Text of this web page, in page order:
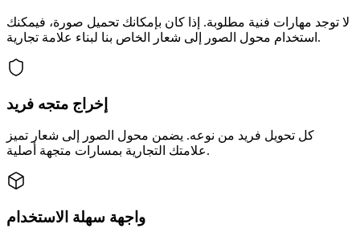
لا توجد مهارات فنية مطلوبة. إذا كان بإمكانك تحميل صورة، فيمكنك
استخدام محول الصور إلى شعار الخاص بنا لبناء علامة تجارية.
إخراج متجه فريد
كل تحويل فريد من نوعه. يضمن محول الصور إلى شعار تميز
علامتك التجارية بمسارات متجهة أصلية.
واجهة سهلة الاستخدام